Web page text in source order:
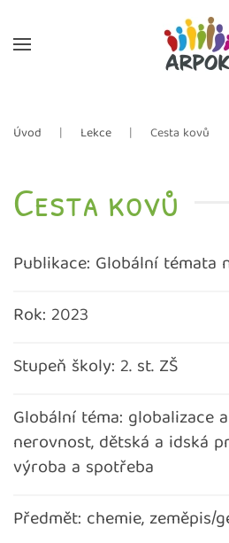
Skip to main content
Úvod Lekce Cesta kovů
Cesta kovů
Publikace: Globální témata
Rok: 2023
Stupeň školy: 2. st. ZŠ
Globální téma: globalizace
nerovnost, dětská a idská
výroba a spotřeba
Předmět: chemie, zeměpis/